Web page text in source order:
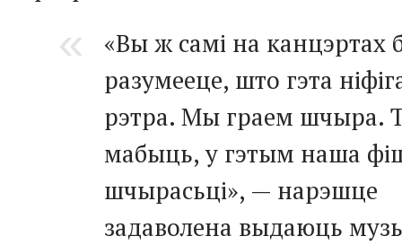
«Вы ж самі на канцэртах
разумееце, што гэта
рэтра. Мы граем шчыра.
мабыць, у гэтым наша
шчырасьці», — нарэшце
задаволена выдаюць